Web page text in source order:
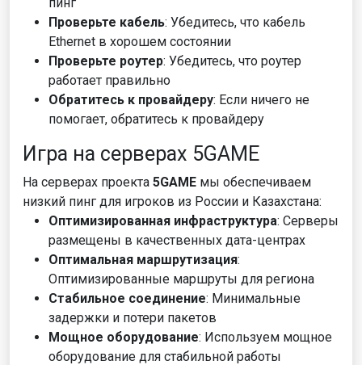
Проверьте кабель: Убедитесь, что кабель
Ethernet в хорошем состоянии
Проверьте роутер: Убедитесь, что роутер
работает правильно
Обратитесь к провайдеру: Если ничего не
помогает, обратитесь к провайдеру
Игра на серверах 5GAME
На серверах проекта 5GAME мы обеспечиваем
низкий пинг для игроков из России и Казахстана:
Оптимизированная инфраструктура: Серверы
размещены в качественных дата-центрах
Оптимальная маршрутизация:
Оптимизированные маршруты для региона
Стабильное соединение: Минимальные
задержки и потери пакетов
Мощное оборудование: Используем мощное
оборудование для стабильной работы